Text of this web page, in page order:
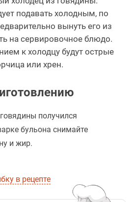
подавать холодным, по
вынуть его из
на сервировочное блюдо.
к холодцу будут острые
или хрен.
получился
бульона снимайте
и жир.
в рецепте